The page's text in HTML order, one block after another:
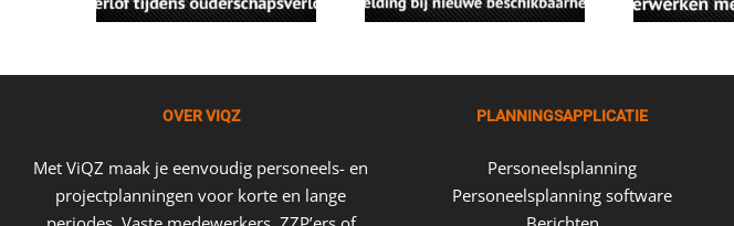
OVER VIQZ
Met ViQZ maak je eenvoudig personeels- en
projectplanningen voor korte en lange
PLANNINGSAPPLICATIE
Personeelsplanning
Personeelsplanning software